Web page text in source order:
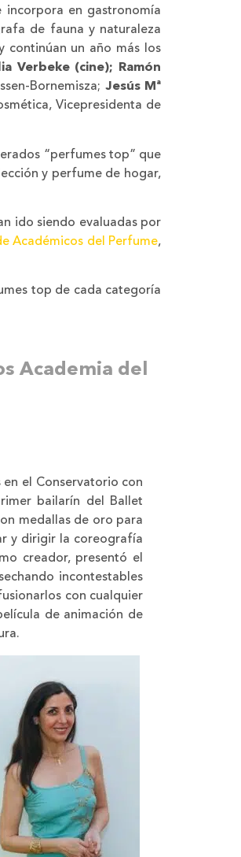
incorpora en gastronomía
de fauna y naturaleza
continúan un año más los
Verbeke (cine); Ramón
Bornemisza; Jesús Mª
Vicepresidenta de
“perfumes top” que
y perfume de hogar,
ido siendo evaluadas por
Académicos del Perfume,
top de cada categoría
Academia del
el Conservatorio con
bailarín del Ballet
medallas de oro para
y dirigir la coreografía
creador, presentó el
incontestables
con cualquier
de animación de